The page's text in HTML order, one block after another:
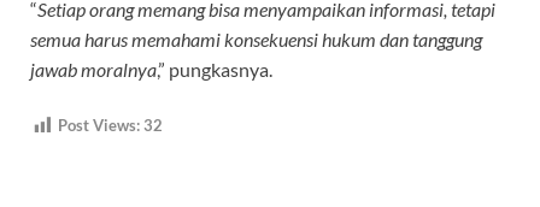
“Setiap orang memang bisa menyampaikan informasi, tetapi
semua harus memahami konsekuensi hukum dan tanggung
jawab moralnya,” pungkasnya.
Post Views:32